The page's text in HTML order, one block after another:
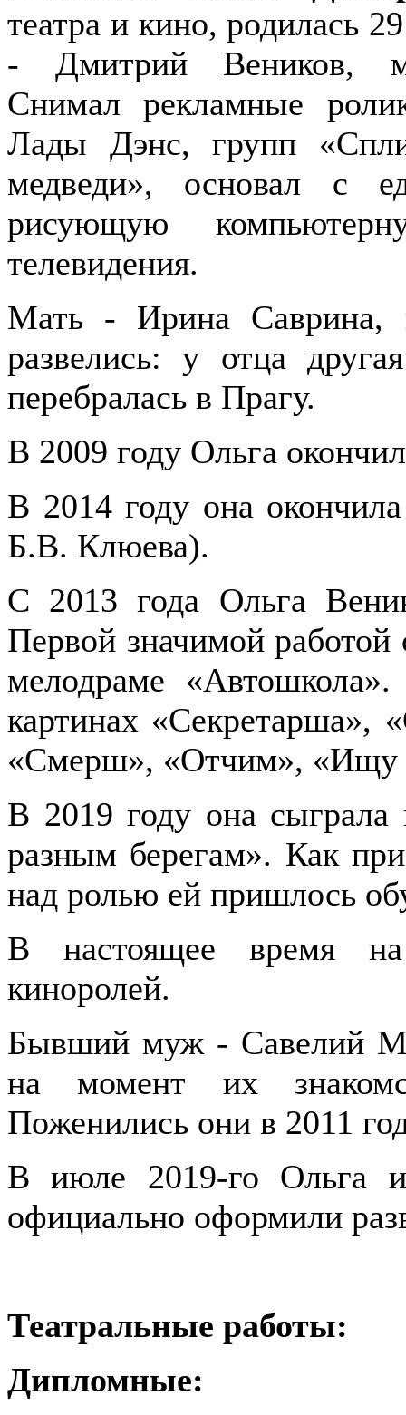
театра и кино, родилась
- Дмитрий Веников,
Снимал рекламные
Лады Дэнс, групп
медведи», основал с
рисующую
телевидения.
Мать - Ирина Саврина,
развелись: у отца
перебралась в Прагу.
В 2009 году Ольга
В 2014 году она
Б.В. Клюева).
С 2013 года Ольга
Первой значимой
мелодраме
картинах «Секретарша»,
«Смерш», «Отчим», «Ищу
В 2019 году она
разным берегам». Как
над ролью ей пришлось
В настоящее время
киноролей.
Бывший муж - Савелий
на момент их
Поженились они в 2011
В июле 2019-го Ольга и
официально оформили
Театральные работы:
Дипломные: